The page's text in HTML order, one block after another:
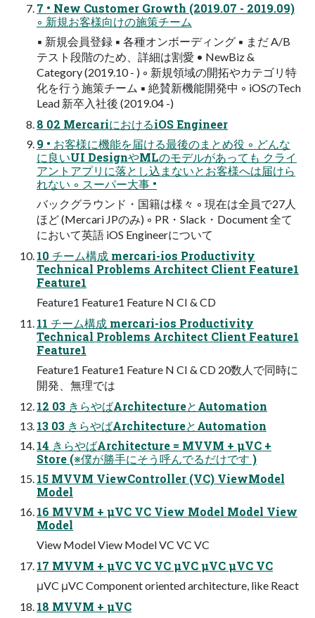
7 • New Customer Growth (2019.07 - 2019.09)
◦ 新規お客様向けの施策チーム
▪ 新規会員登録 ▪ 各種オンボーディング ▪ まだ A/B
テスト段階のため、詳細は割愛 • NewBiz &
Category (2019.10 - ) ◦ 新規領域の開拓やカテゴリ特
化を行う施策チーム ▪ 絶賛新機能開発中 ◦ iOSのTech
Lead 新卒入社後 (2019.04 -)
8 02 MercariにおけるiOS Engineer
9 • お客様に機能を届ける最後のまとめ役 ◦ どんな
に良いUI DesignやMLのモデルがあっても クライ
アントアプリに落とし込まないとお客様へは届けら
れない ◦ スーパー大事 •
バックグラウンド・国籍は様々 ◦ 現在は全員で27人
ほど (Mercari JPのみ) ◦ PR・Slack・Document 全て
において英語 iOS Engineerについて
10 チーム構成 mercari-ios Productivity
Technical Problems Architect Client Feature1
Feature1
Feature1 Feature1 Feature N CI & CD
11 チーム構成 mercari-ios Productivity
Technical Problems Architect Client Feature1
Feature1
Feature1 Feature1 Feature N CI & CD 20数人で同時に
開発、無理では
12 03 きらやばArchitectureとAutomation
13 03 きらやばArchitectureとAutomation
14 きらやばArchitecture = MVVM + μVC +
Store (※僕が勝手にそう呼んでるだけです )
15 MVVM ViewController (VC) ViewModel
Model
16 MVVM + μVC VC View Model Model View
Model
View Model View Model VC VC VC
17 MVVM + μVC VC VC μVC μVC μVC VC
μVC μVC Component oriented architecture, like React
18 MVVM + μVC